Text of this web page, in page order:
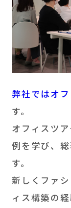
弊社ではオ
す。
オフィスツ
例を学び、
す。
新しくファ
ィス構築の